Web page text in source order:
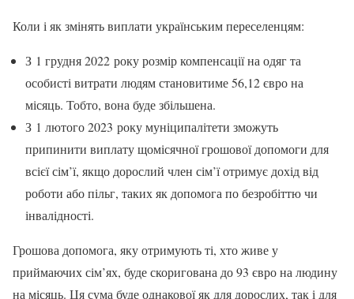
Коли і як змінять виплати українським переселенцям:
З 1 грудня 2022 року розмір компенсації на одяг та
особисті витрати людям становитиме 56,12 євро на
місяць. Тобто, вона буде збільшена.
З 1 лютого 2023 року муніципалітети зможуть
припинити виплату щомісячної грошової допомоги для
всієї сім’ї, якщо дорослий член сім’ї отримує дохід від
роботи або пільг, таких як допомога по безробіттю чи
інвалідності.
Грошова допомога, яку отримують ті, хто живе у
приймаючих сім’ях, буде скоригована до 93 євро на людину
на місяць. Ця сума буде однакової як для дорослих, так і для